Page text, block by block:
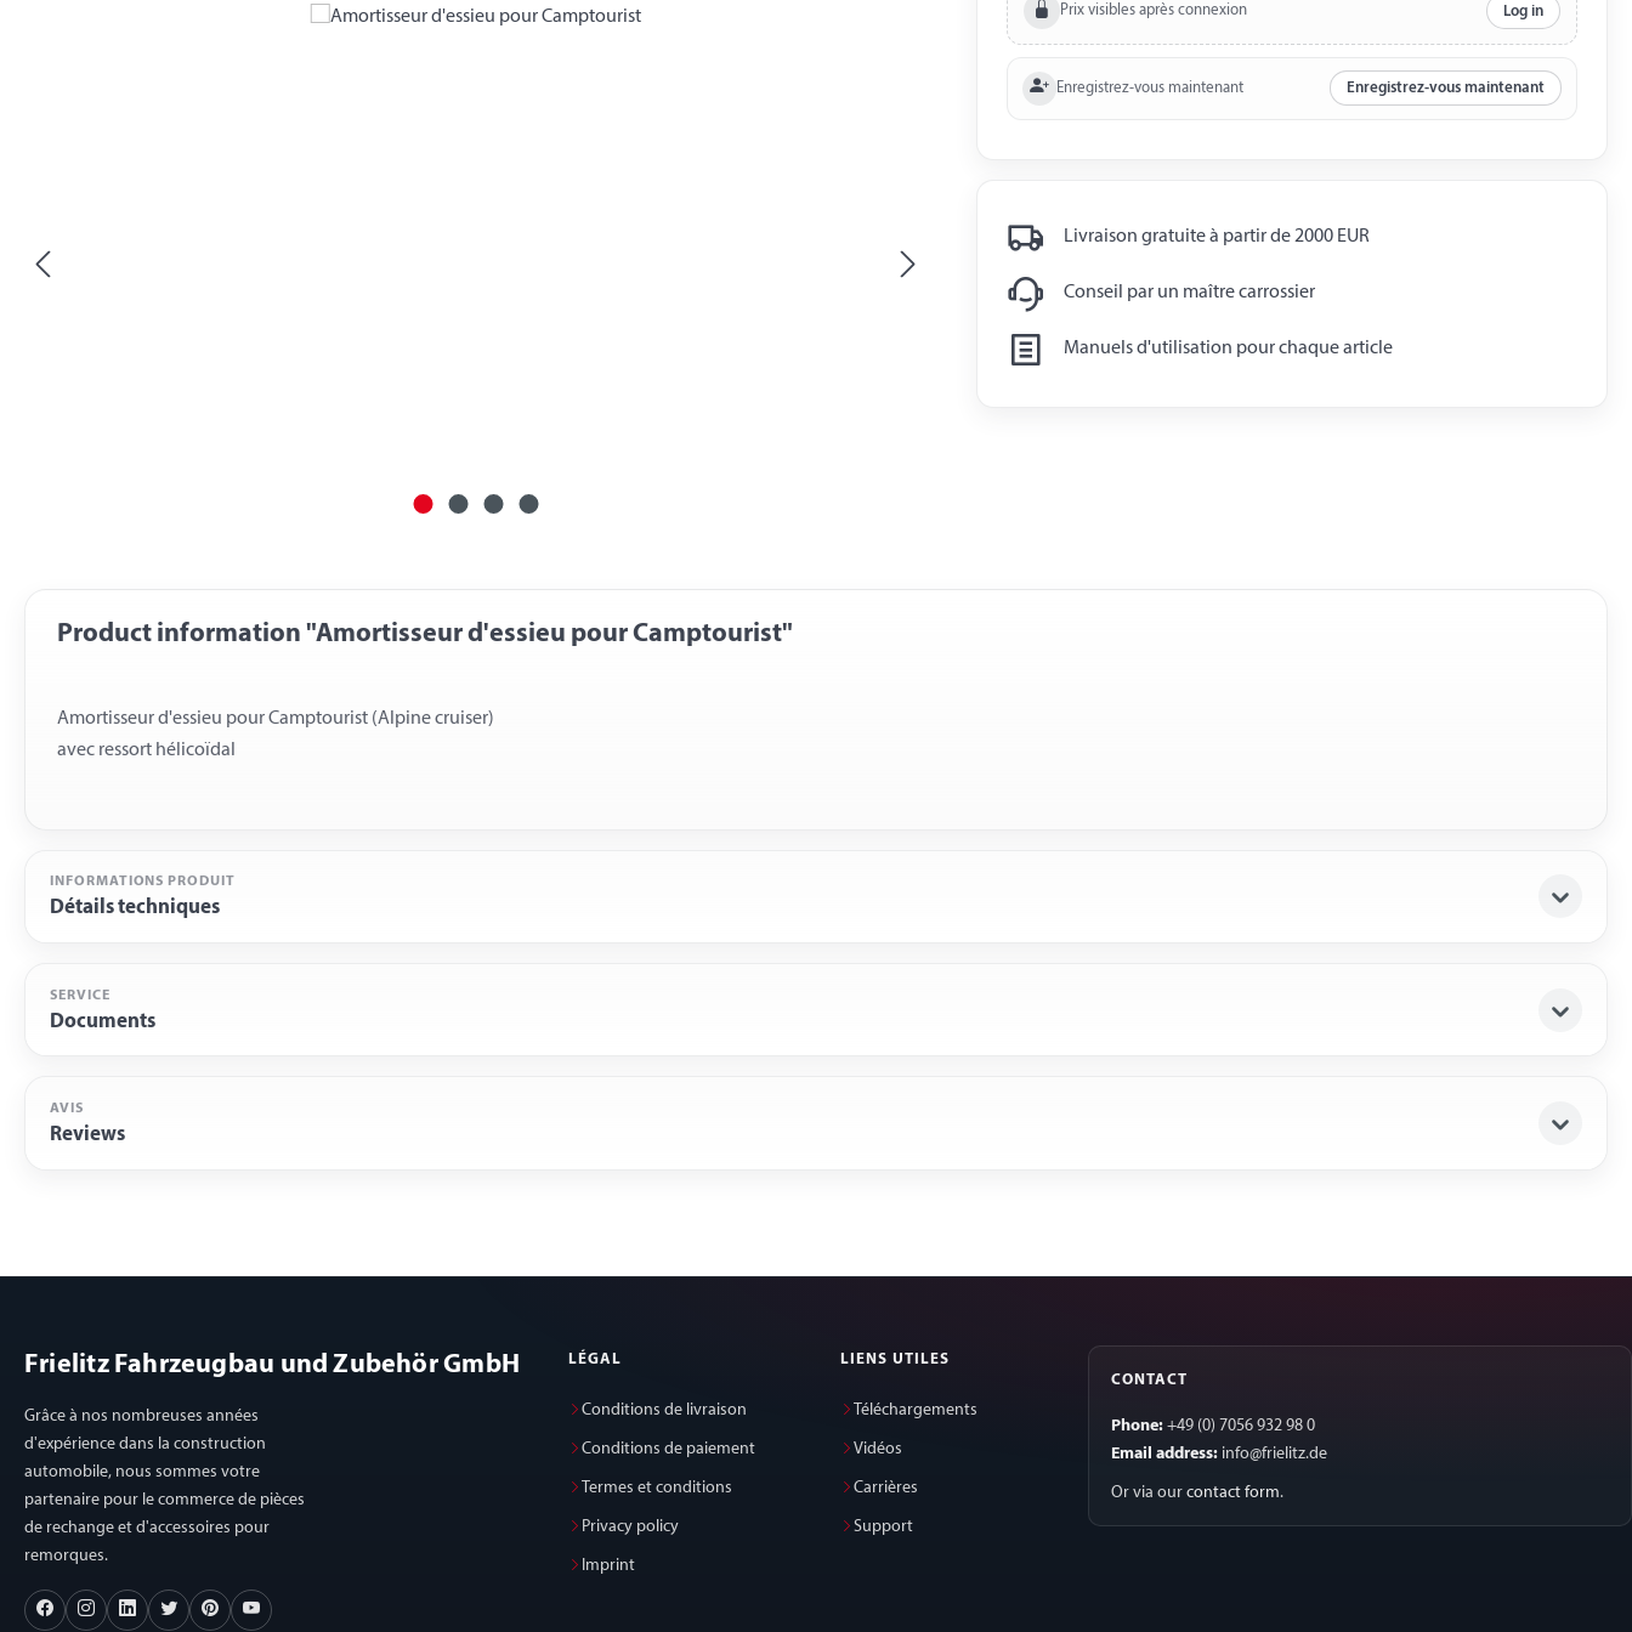
Prix visibles après connexion Log in
Enregistrez-vous maintenant Enregistrez-vous maintenant
Livraison gratuite à partir de 2000 EUR
Conseil par un maître carrossier
Manuels d'utilisation pour chaque article
Product information "Amortisseur d'essieu pour Camptourist"
Amortisseur d'essieu pour Camptourist (Alpine cruiser)
INFORMATIONS PRODUIT
Détails techniques
SERVICE
Documents
AVIS
Reviews
Frielitz Fahrzeugbau und Zubehör GmbH
Grâce à nos nombreuses années
d'expérience dans la construction
automobile, nous sommes votre
partenaire pour le commerce de pièces
de rechange et d'accessoires pour
remorques.
LÉGAL
Conditions de livraison
Conditions de paiement
Termes et conditions
Privacy policy
Imprint
LIENS UTILES
Téléchargements
Vidéos
Carrières
Support
CONTACT
Phone: +49 (0) 7056 932 98 0
Email address: info@frielitz.de
Or via our contact form.